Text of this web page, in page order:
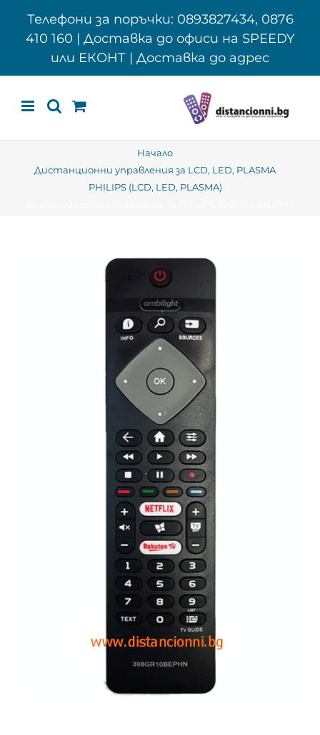
Телефони за поръчки: 0893827434, 0876
410 160 | Доставка до офиси на SPEEDY
или ЕКОНТ | Доставка до адрес
Начало
Дистанционни управления за LCD, LED, PLASMA
PHILIPS (LCD, LED, PLASMA)